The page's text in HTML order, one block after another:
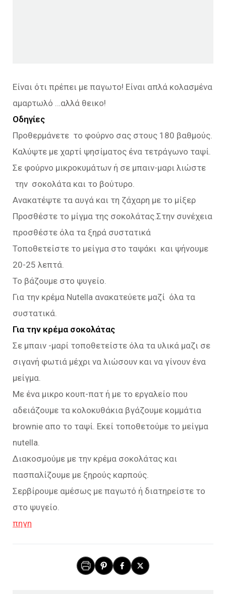
Είναι ότι πρέπει με παγωτο! Είναι απλά κολασμένα
αμαρτωλό …αλλά θεικο!
Οδηγίες
Προθερμάνετε το φούρνο σας στους 180 βαθμούς.
Καλύψτε με χαρτί ψησίματος ένα τετράγωνο ταψί.
Σε φούρνο μικροκυμάτων ή σε μπαιν-μαρι λιώστε
την σοκολάτα και το βούτυρο.
Ανακατέψτε τα αυγά και τη ζάχαρη με το μίξερ
Προσθέστε το μίγμα της σοκολάτας.Στην συνέχεια
προσθέστε όλα τα ξηρά συστατικά
Τοποθετείστε το μείγμα στο ταψάκι και ψήνουμε
20-25 λεπτά.
Το βάζουμε στο ψυγείο.
Για την κρέμα Nutella ανακατεύετε μαζί όλα τα
συστατικά.
Για την κρέμα σοκολάτας
Σε μπαιν -μαρί τοποθετείστε όλα τα υλικά μαζι σε
σιγανή φωτιά μέχρι να λιώσουν και να γίνουν ένα
μείγμα.
Με ένα μικρο κουπ-πατ ή με το εργαλείο που
αδειάζουμε τα κολοκυθάκια βγάζουμε κομμάτια
brownie απο το ταψί. Εκεί τοποθετούμε το μείγμα
nutella.
Διακοσμούμε με την κρέμα σοκολάτας και
πασπαλίζουμε με ξηρούς καρπούς.
Σερβίρουμε αμέσως με παγωτό ή διατηρείστε το
στο ψυγείο.
πηγη